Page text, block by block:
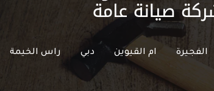
الفجيرة ام القيوين دبي راس الخيمة